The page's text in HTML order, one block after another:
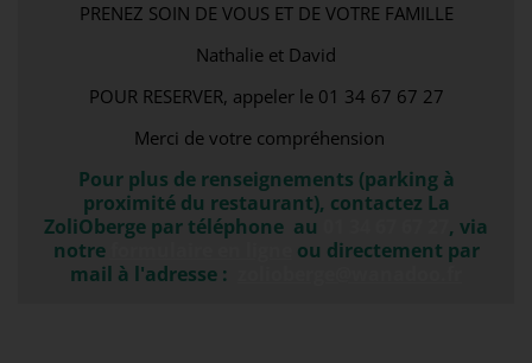
PRENEZ SOIN DE VOUS ET DE VOTRE FAMILLE
Nathalie et David
POUR RESERVER, appeler le 01 34 67 67 27
Merci de votre compréhension
Pour plus de renseignements (parking à
proximité du restaurant), contactez La
ZoliOberge par téléphone au
, via
notre
ou directement par
mail à l'adresse :